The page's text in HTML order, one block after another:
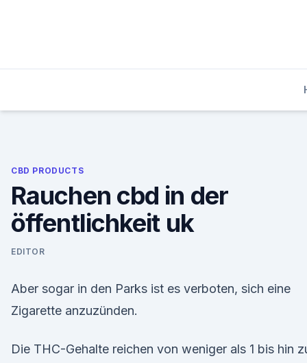
CBD PRODUCTS
Rauchen cbd in der
öffentlichkeit uk
EDITOR
Aber sogar in den Parks ist es verboten, sich eine
Zigarette anzuzünden.
Die THC-Gehalte reichen von weniger als 1 bis hin